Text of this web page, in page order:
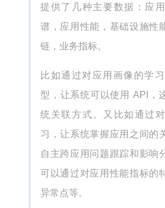
提供了几种主要数据：应
谱，应用性能，基础设施性
链，业务指标。
比如通过对应用画像的学
型，让系统可以使用 API，
统关联方式。又比如通过
习，让系统掌握应用之间的
自主跨应用问题跟踪和影响
可以通过对应用性能指标的
异常点等。